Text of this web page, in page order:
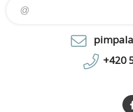
dní * Twist internet na měsíc
10 GB se auto
+420